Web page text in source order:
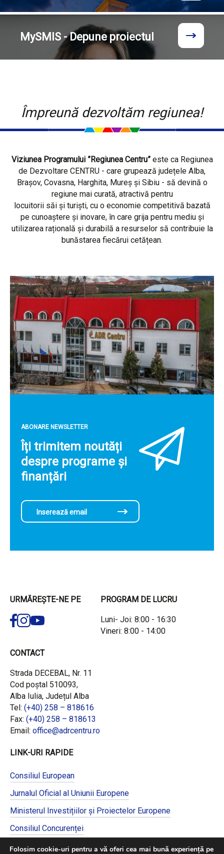
MySMIS - Depune proiectul
Împreună dezvoltăm regiunea!
Viziunea Programului ”Regiunea Centru”este ca Regiunea
de Dezvoltare CENTRU - care grupează județele Alba,
Brașov, Covasna, Harghita, Mureș și Sibiu - să devină o
regiune mai curată, atractivă pentru
locuitorii săi și turiști, cu o economie competitivă bazată
pe cunoaștere și inovare, în care grija pentru mediu și
utilizarea rațională și durabilă a resurselor să contribuie la
bunăstarea fiecărui cetățean.
ABONARE NEWSLETTER
Îți trimitem noutăți
despre programe și
finanțări
URMĂREȘTE-NE PE PROGRAM DE LUCRU
Luni- Joi: 8:00 - 16:30
Vineri: 8:00 - 14:00
CONTACT
Strada DECEBAL, Nr. 11
Cod poștal 510093,
Alba Iulia, Județul Alba
Tel: (+40) 258 – 818616
Fax: (+40) 258 – 818613
Email: office@adrcentru.ro
LINK-URI RAPIDE
Consiliul European
Jurnalul Oficial al Uniunii Europene
Ministerul Investițiilor și Proiectelor Europene
Consiliul Concurenței
Folosim cookie-uri pentru a vă oferi cea mai bună experiență pe